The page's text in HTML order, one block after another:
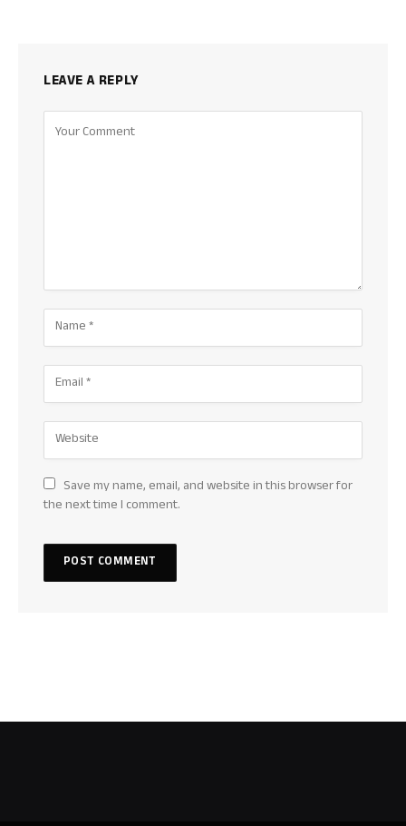
LEAVE A REPLY
Save my name, email, and website in this browser for
the next time I comment.